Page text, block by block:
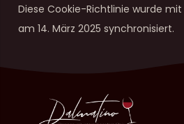
Diese Cookie-Richtlinie wurde mit
am 14. März 2025 synchronisiert.